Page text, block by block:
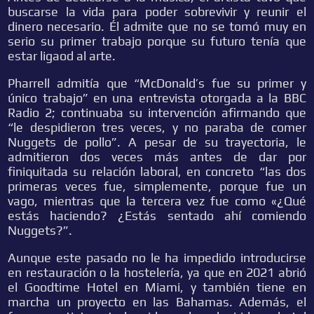
buscarse la vida para poder sobrevivir y reunir el
dinero necesario. Él admite que no se tomó muy en
serio su primer trabajo porque su futuro tenía que
estar ligaod al arte.
Pharrell admitía que “McDonald’s fue su primer y
único trabajo” en una entrevista otorgada a la BBC
Radio 2; continuaba su intervención afirmando que
“le despidieron tres veces, y no paraba de comer
Nuggets de pollo”. A pesar de su trayectoria, le
admitieron dos veces más antes de dar por
finiquitada su relación laboral, en concreto “las dos
primeras veces fue, simplemente, porque fue un
vago, mientras que la tercera vez fue como «¿Qué
estás haciendo? ¿Estás sentado ahí comiendo
Nuggets?”.
Aunque este pasado no le ha impedido introducirse
en restauración o la hostelería, ya que en 2021 abrió
el Goodtime Hotel en Miami, y también tiene en
marcha un proyecto en las Bahamas. Además, el